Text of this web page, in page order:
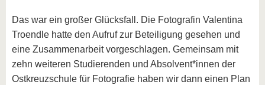
Das war ein großer Glücksfall. Die Fotografin Valentina
Troendle hatte den Aufruf zur Beteiligung gesehen und
eine Zusammenarbeit vorgeschlagen. Gemeinsam mit
zehn weiteren Studierenden und Absolvent*innen der
Ostkreuzschule für Fotografie haben wir dann einen Plan